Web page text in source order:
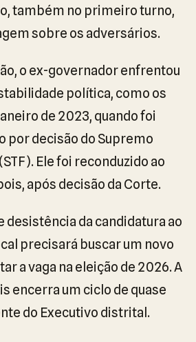
também no primeiro turno,
sobre os adversários.
o ex-governador enfrentou
política, como os
de 2023, quando foi
por decisão do Supremo
Ele foi reconduzido ao
após decisão da Corte.
desistência da candidatura ao
precisará buscar um novo
a vaga na eleição de 2026. A
encerra um ciclo de quase
do Executivo distrital.